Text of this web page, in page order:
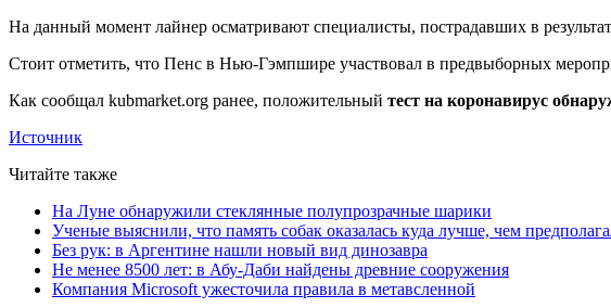
На данный момент лайнер осматривают специалисты, пострадавших в
Стоит отметить, что Пенс в Нью-Гэмпшире участвовал в предвыборных
Как сообщал kubmarket.org ранее, положительный тест на коронавирус
Источник
Читайте также
На Луне обнаружили стеклянные полупрозрачные шарики
Ученые выяснили, что память собак оказалась куда лучше, чем
Без рук: в Аргентине нашли новый вид динозавра
Не менее 8500 лет: в Абу-Даби найдены древние сооружения
Компания Microsoft ужесточила правила в метавсленной